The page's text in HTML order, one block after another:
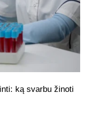
ką svarbu žinoti